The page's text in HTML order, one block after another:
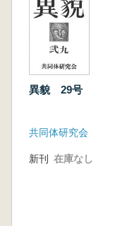
異貌 29号
共同体研究会
新刊 在庫なし